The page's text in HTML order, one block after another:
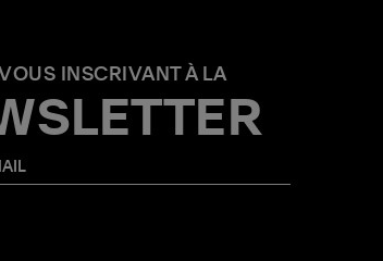
INSCRIVANT À LA